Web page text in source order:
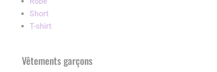
Short
T-shirt
Vêtements garçons